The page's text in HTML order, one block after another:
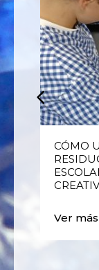
CÓMO
Ver más